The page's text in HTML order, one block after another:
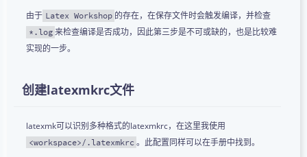
由于 Latex Workshop 的存在，在保存文件时会触发编译，并检查
*.log 来检查编译是否成功，因此第三步是不可或缺的，也是比较难
实现的一步。
创建latexmkrc文件
latexmk可以识别多种格式的latexmkrc，在这里我使用
<workspace>/.latexmkrc 。此配置同样可以在手册中找到。